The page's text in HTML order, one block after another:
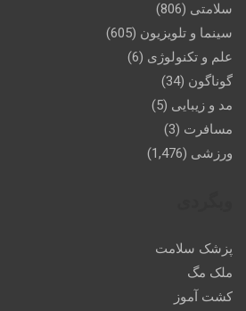
سلامتی (806)
سینما و تلویزیون (605)
علم و تکنولوژی (6)
گوناگون (34)
مد و زیبایی (5)
مسافرت (3)
ورزشی (1,476)
پزشک سلامت
ملک مگ
کشت آموز